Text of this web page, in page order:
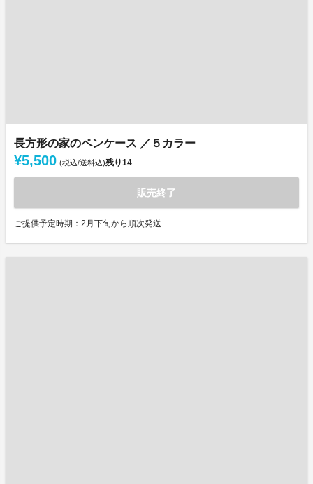
長方形の家のペンケース ／５カラー
¥5,500 (税込/送料込)残り14
販売終了
ご提供予定時期：2月下旬から順次発送